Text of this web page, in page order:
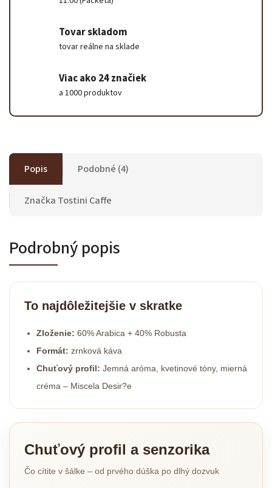
Tovar skladom
tovar reálne na sklade
Viac ako 24 značiek
a 1000 produktov
Popis Podobné (4)
Značka Tostini Caffe
Podrobný popis
To najdôležitejšie v skratke
Zloženie: 60% Arabica + 40% Robusta
Formát: zrnková káva
Chuťový profil: Jemná aróma, kvetinové tóny, mierná
créma – Miscela Desir?e
Chuťový profil a senzorika
Čo cítite v šálke – od prvého dúška po dlhý dozvuk